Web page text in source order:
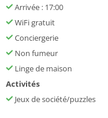
Arrivée : 17:00
WiFi gratuit
Conciergerie
Non fumeur
Linge de maison
Activités
Jeux de société/puzzles